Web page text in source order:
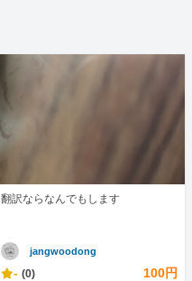
翻訳ならなんでもします
jangwoodong
- (0) 100円